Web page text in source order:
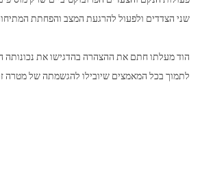
שני הצדדים ולפעול להרגעת המצב והפחתת
הוד מעלתו חתם את ההצהרה בהדגישו את נכונותה
לתמוך בכל המאמצים שיובילו להגשמתה של מטרה